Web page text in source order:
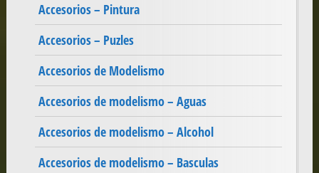
Accesorios – Pintura
Accesorios – Puzles
Accesorios de Modelismo
Accesorios de modelismo – Aguas
Accesorios de modelismo – Alcohol
Accesorios de modelismo – Basculas